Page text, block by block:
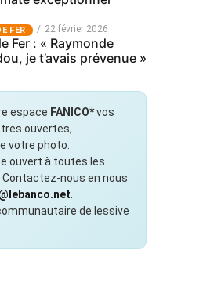
FER 22 février 2026
Fer : « Raymonde
je t’avais prévenue »
espace FANICO*vos
ouvertes,
votre photo.
ouvert à toutes les
nous en nous
.
de lessive